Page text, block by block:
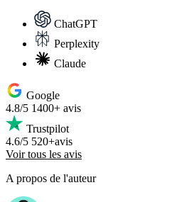
ChatGPT
Perplexity
Claude
Google
4.8/5 1400+ avis
Trustpilot
4.6/5 520+avis
Voir tous les avis
A propos de l'auteur